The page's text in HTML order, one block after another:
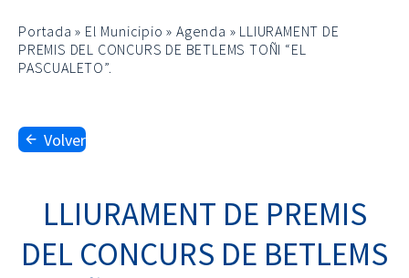
Portada » El Municipio »Agenda » LLIURAMENT DE
PREMIS DEL CONCURS DE BETLEMS TOÑI “EL
PASCUALETO”.
Volver
LLIURAMENT DE PREMIS
DEL CONCURS DE BETLEMS